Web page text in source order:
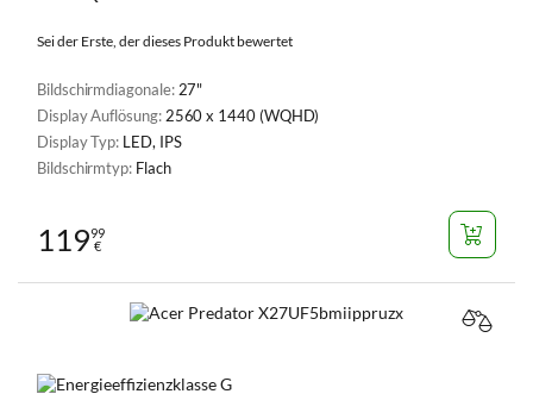
Sei der Erste, der dieses Produkt bewertet
Bildschirmdiagonale: 27"
Display Auflösung: 2560 x 1440 (WQHD)
Display Typ: LED, IPS
Bildschirmtyp: Flach
11999
€